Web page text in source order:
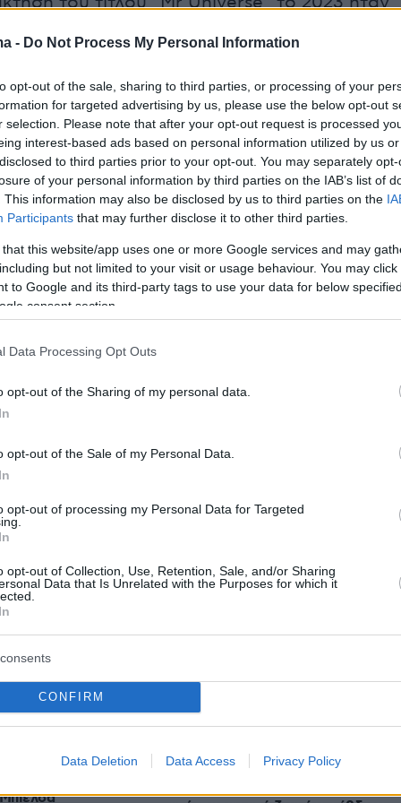
- Do Not Process My Personal Information
opt-out of the sale, sharing to third parties, or processing of your
for targeted advertising by us, please use the below opt-out
selection. Please note that after your opt-out request is processed
interest-based ads based on personal information utilized by us
to third parties prior to your opt-out. You may separately
of your personal information by third parties on the IAB’s list of
This information may also be disclosed by us to third parties on the
Participants that may further disclose it to other third parties.
that this website/app uses one or more Google services and may
but not limited to your visit or usage behaviour. You may
to Google and its third-party tags to use your data for below
consent section.
Data Processing Opt Outs
opt-out of the Sharing of my personal data.
opt-out of the Sale of my Personal Data.
opt-out of processing my Personal Data for Targeted
opt-out of Collection, Use, Retention, Sale, and/or Sharing
Data that Is Unrelated with the Purposes for which it
CONFIRM
Data Deletion Data Access Privacy Policy
στοygeiamou.gr
protothema.gr στο Google Newsκαι μάθετε πρώτοι
Ειδήσεις
από την Ελλάδα και τον Κόσμο, τη
στοProtothema.gr
ΕιδήσειςΔημοφιλή
τον σκύλο
παιχνίδι του όταν
που βοηθά να
στόχο μας
για φαγητό ''όπως
και 860
σχολές
εκπαιδευτικό
Νέος προπονητής
Αρκεί μία ώρα εκπαίδευσης για να
μάθουν οι μεσήλικες να μην
αεροσκάφη
πριν 8 λεπτά
Ο Φάουτσι κρίθηκε ένοχος για
περιφρόνηση του Κογκρέσου μετά
κορωνοϊό
Ταξίδι στο Μπαλί: Οι κορυφαίες
Γαλλία: Προσποιήθηκαν
πριν 18 λεπτά